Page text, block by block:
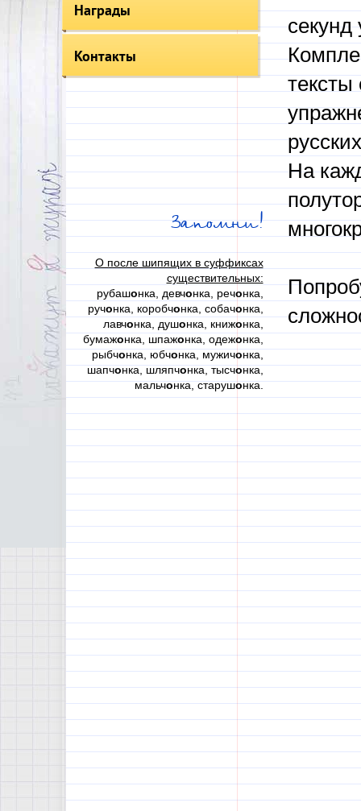
Награды
Контакты
Запомни!
О после шипящих в суффиксах
существительных:
рубашонка, девчонка, речонка,
ручонка, коробчонка, собачонка,
лавчонка, душонка, книжонка,
бумажонка, шпажонка, одежонка,
рыбчонка, юбчонка, мужичонка,
шапчонка, шляпчонка, тысчонка,
мальчонка, старушонка.
секунд
На